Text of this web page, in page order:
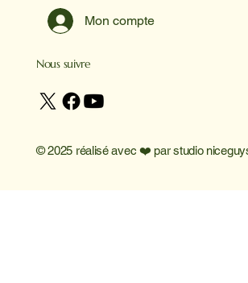
Mon compte
Nous suivre
© 2025 réalisé avec ❤️ parstudio